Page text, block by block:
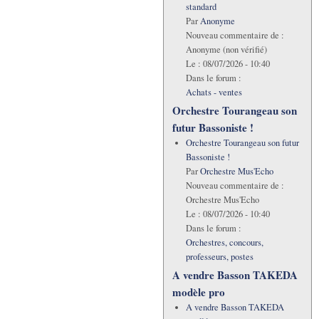
standard
ParAnonyme
Nouveau commentaire de :
Anonyme (non vérifié)
Le : 08/07/2026 - 10:40
Dans le forum :
Achats - ventes
Orchestre Tourangeau son
futur Bassoniste !
Orchestre Tourangeau son futur
Bassoniste !
ParOrchestre Mus'Echo
Nouveau commentaire de :
Orchestre Mus'Echo
Le : 08/07/2026 - 10:40
Dans le forum :
Orchestres, concours,
professeurs, postes
A vendre Basson TAKEDA
modèle pro
A vendre Basson TAKEDA